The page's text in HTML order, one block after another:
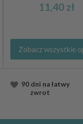
11,40 zł
Zobacz wszystkie
90 dni na łatwy
zwrot